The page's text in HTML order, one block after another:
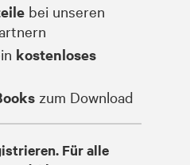
bei unseren
kostenloses
zum Download
Für alle